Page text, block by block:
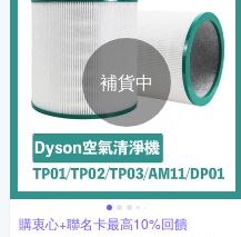
補貨中
購衷心+聯名卡最高10%回饋